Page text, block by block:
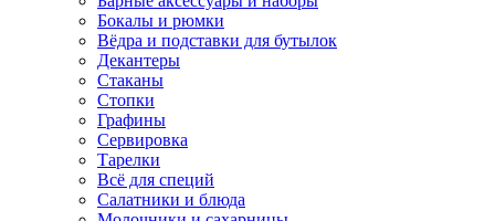
Бокалы и рюмки
Вёдра и подставки для бутылок
Декантеры
Стаканы
Стопки
Графины
Сервировка
Тарелки
Всё для специй
Салатники и блюда